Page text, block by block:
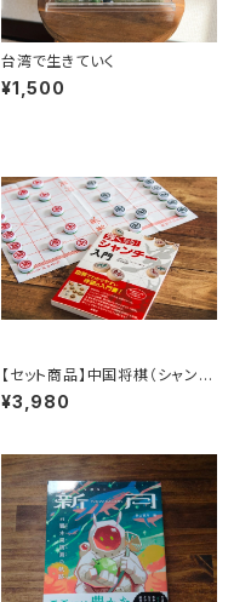
台湾で生きていく
¥1,500
【セット商品】中国将棋（シャンチ
ー）+ 強くなる!シャンチー入門
¥3,980